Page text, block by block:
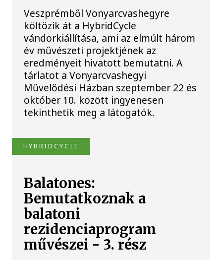
Veszprémből Vonyarcvashegyre
költözik át a HybridCycle
vándorkiállítása, ami az elmúlt három
év művészeti projektjének az
eredményeit hivatott bemutatni. A
tárlatot a Vonyarcvashegyi
Művelődési Házban szeptember 22 és
október 10. között ingyenesen
tekinthetik meg a látogatók.
HYBRIDCYCLE
Balatones:
Bemutatkoznak a
balatoni
rezidenciaprogram
művészei - 3. rész